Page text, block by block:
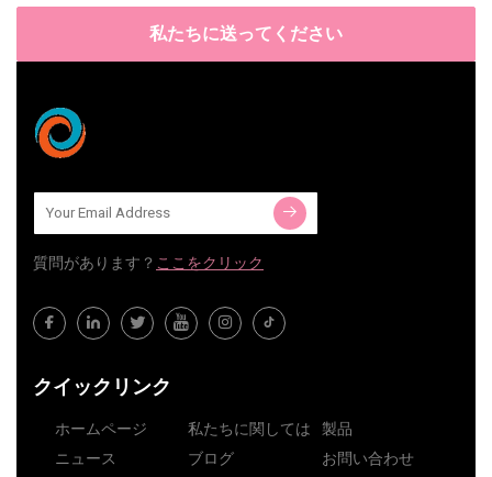
私たちに送ってください
質問​​があります？ ここをクリック
クイックリンク
ホームページ 私たちに関しては
製品
ニュース
ブログ
お問い合わせ